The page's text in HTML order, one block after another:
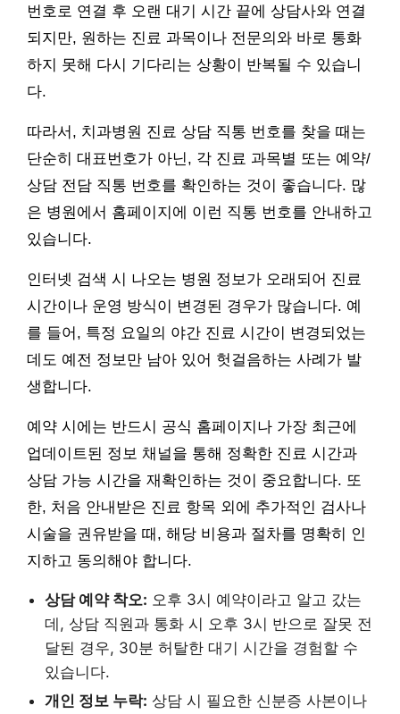
번호로 연결 후 오랜 대기 시간 끝에 상담사와 연결
되지만, 원하는 진료 과목이나 전문의와 바로 통화
하지 못해 다시 기다리는 상황이 반복될 수 있습니
다.
따라서, 치과병원 진료 상담 직통 번호를 찾을 때는
단순히 대표번호가 아닌, 각 진료 과목별 또는 예약/
상담 전담 직통 번호를 확인하는 것이 좋습니다. 많
은 병원에서 홈페이지에 이런 직통 번호를 안내하고
있습니다.
인터넷 검색 시 나오는 병원 정보가 오래되어 진료
시간이나 운영 방식이 변경된 경우가 많습니다. 예
를 들어, 특정 요일의 야간 진료 시간이 변경되었는
데도 예전 정보만 남아 있어 헛걸음하는 사례가 발
생합니다.
예약 시에는 반드시 공식 홈페이지나 가장 최근에
업데이트된 정보 채널을 통해 정확한 진료 시간과
상담 가능 시간을 재확인하는 것이 중요합니다. 또
한, 처음 안내받은 진료 항목 외에 추가적인 검사나
시술을 권유받을 때, 해당 비용과 절차를 명확히 인
지하고 동의해야 합니다.
상담 예약 착오: 오후 3시 예약이라고 알고 갔는
데, 상담 직원과 통화 시 오후 3시 반으로 잘못 전
달된 경우, 30분 허탈한 대기 시간을 경험할 수
있습니다.
개인 정보 누락: 상담 시 필요한 신분증 사본이나